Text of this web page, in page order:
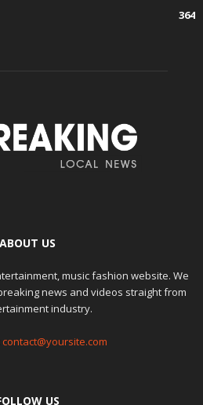
364
ABOUT US
music fashion website. We
news and videos straight from
industry.
contact@yoursite.com
US